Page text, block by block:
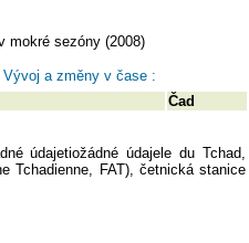
mokré sezóny (2008)
Vývoj a změny v čase :
Čad
údajetiožádné údajele du Tchad,
Tchadienne, FAT), četnická stanice